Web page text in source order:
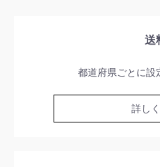
送
都道府県ごとに設
詳し